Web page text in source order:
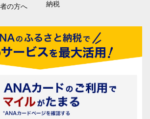
の方へ
納税